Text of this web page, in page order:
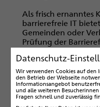
Als frisch ernanntes
barrierefreie IT
Gemeinden oder
Prüfung der
Homepages oder
der blista prüfen
bei der Erstellung
Wunsch barrierefreie
Außerdem geben
weiter, in denen
Datenschutz-
Wir verwenden Cookies auf den
den Betrieb der Webseite
Informationsangebot
und alle weiteren
Fragen schnell und zuverlässig